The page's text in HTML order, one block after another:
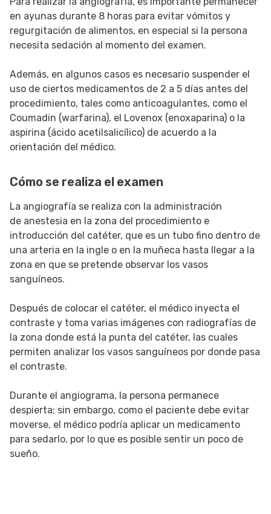
en ayunas durante 8 horas para evitar vómitos y
regurgitación de alimentos, en especial si la persona
necesita sedación al momento del examen.
Además, en algunos casos es necesario suspender el
uso de ciertos medicamentos de 2 a 5 días antes del
procedimiento, tales como anticoagulantes, como el
Coumadin (warfarina), el Lovenox (enoxaparina) o la
aspirina (ácido acetilsalicílico) de acuerdo a la
orientación del médico.
Cómo se realiza el examen
La angiografía se realiza con la administración
de anestesia en la zona del procedimiento e
introducción del catéter, que es un tubo fino dentro de
una arteria en la ingle o en la muñeca hasta llegar a la
zona en que se pretende observar los vasos
sanguíneos.
Después de colocar el catéter, el médico inyecta el
contraste y toma varias imágenes con radiografías de
la zona donde está la punta del catéter, las cuales
permiten analizar los vasos sanguíneos por donde pasa
el contraste.
Durante el angiograma, la persona permanece
despierta; sin embargo, como el paciente debe evitar
moverse, el médico podría aplicar un medicamento
para sedarlo, por lo que es posible sentir un poco de
sueño.